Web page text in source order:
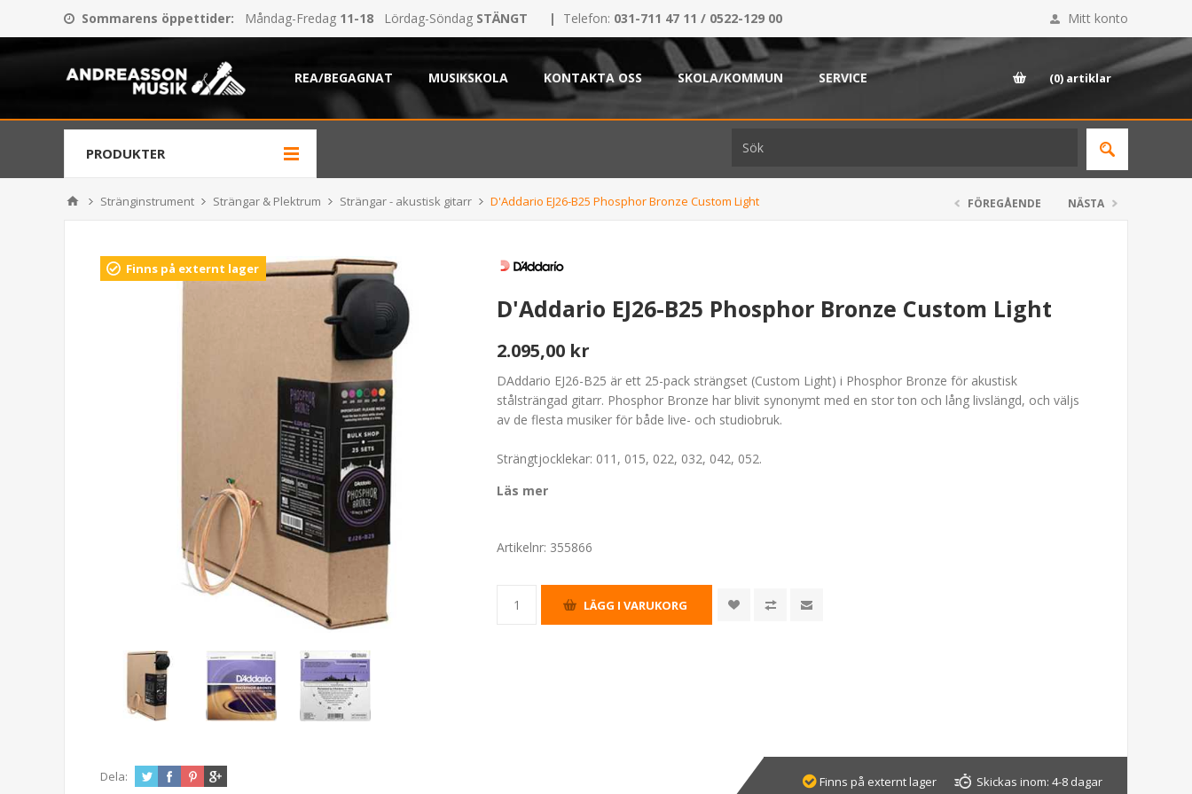
Sommarens öppettider: Måndag-Fredag 11-18 Lördag-Söndag STÄNGT | Telefon: 031-711 47 11 / 0522-129 00 Mitt konto
REA/BEGAGNAT MUSIKSKOLA KONTAKTA OSS SKOLA/KOMMUN SERVICE (0) artiklar
PRODUKTER
Stränginstrument Strängar & Plektrum Strängar - akustisk gitarr D'Addario EJ26-B25 Phosphor Bronze Custom Light FÖREGÅENDE NÄSTA
Finns på externt lager
D'Addario EJ26-B25 Phosphor Bronze Custom Light
2.095,00 kr
DAddario EJ26-B25 är ett 25-pack strängset (Custom Light) i Phosphor Bronze för akustisk
stålsträngad gitarr. Phosphor Bronze har blivit synonymt med en stor ton och lång livslängd, och väljs
av de flesta musiker för både live- och studiobruk.
Strängtjocklekar: 011, 015, 022, 032, 042, 052.
Läs mer
Artikelnr: 355866
Dela: Finns på externt lager Skickas inom: 4-8 dagar